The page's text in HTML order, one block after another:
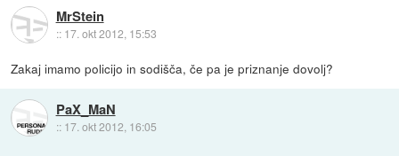
MrStein
:: 17. okt 2012, 15:53
Zakaj imamo policijo in sodišča, če pa je priznanje dovolj?
PaX_MaN
:: 17. okt 2012, 16:05